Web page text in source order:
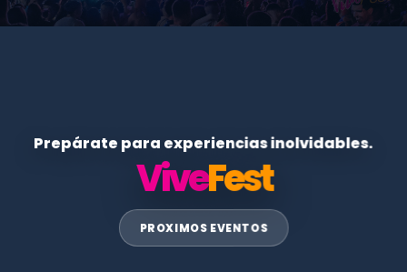
Prepárate para experiencias inolvidables.
ViveFest
PROXIMOS EVENTOS